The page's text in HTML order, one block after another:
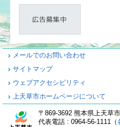
メールでのお問い合わせ
サイトマップ
ウェブアクセシビリティ
上天草市ホームページについて
〒869-3692 熊本県上天草
代表電話 : 0964-56-1111（